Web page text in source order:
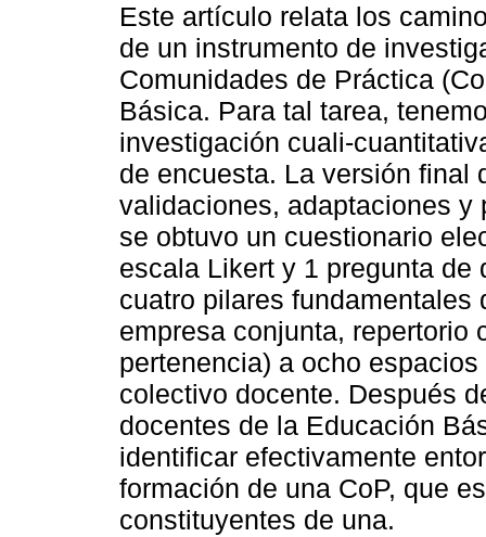
Este artículo relata los
de un instrumento de
Comunidades de Práctica
Básica. Para tal tarea,
investigación cuali-
de encuesta. La versión final
validaciones, adaptaciones y
se obtuvo un cuestionario
escala Likert y 1 pregunta
cuatro pilares fundamentales
empresa conjunta, repertorio
pertenencia) a ocho
colectivo docente. Después
docentes de la Educación
identificar efectivamente
formación de una CoP, que
constituyentes de una.